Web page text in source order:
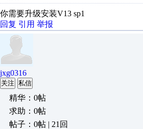
你需要升级安装V13 sp1
回复 引用 举报
jxg0316
关注 私信
精华：0帖
求助：0帖
帖子：0帖 | 21回